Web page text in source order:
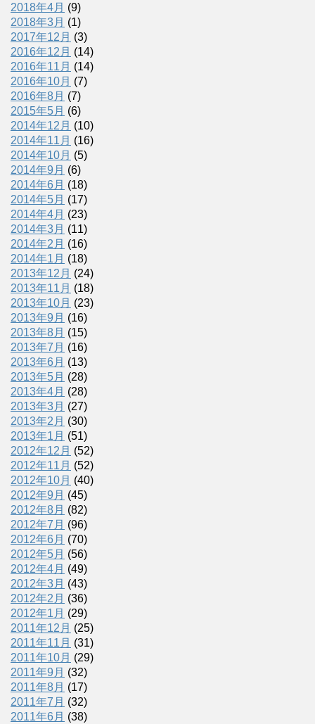
2018年4月 (9)
2018年3月 (1)
2017年12月 (3)
2016年12月 (14)
2016年11月 (14)
2016年10月 (7)
2016年8月 (7)
2015年5月 (6)
2014年12月 (10)
2014年11月 (16)
2014年10月 (5)
2014年9月 (6)
2014年6月 (18)
2014年5月 (17)
2014年4月 (23)
2014年3月 (11)
2014年2月 (16)
2014年1月 (18)
2013年12月 (24)
2013年11月 (18)
2013年10月 (23)
2013年9月 (16)
2013年8月 (15)
2013年7月 (16)
2013年6月 (13)
2013年5月 (28)
2013年4月 (28)
2013年3月 (27)
2013年2月 (30)
2013年1月 (51)
2012年12月 (52)
2012年11月 (52)
2012年10月 (40)
2012年9月 (45)
2012年8月 (82)
2012年7月 (96)
2012年6月 (70)
2012年5月 (56)
2012年4月 (49)
2012年3月 (43)
2012年2月 (36)
2012年1月 (29)
2011年12月 (25)
2011年11月 (31)
2011年10月 (29)
2011年9月 (32)
2011年8月 (17)
2011年7月 (32)
2011年6月 (38)